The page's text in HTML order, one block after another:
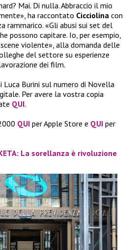
Mai. Di nulla. Abbraccio il mio
ha raccontato Cicciolina con
rammarico. «Gli abusi sui set del
possono capitare. Io, per esempio,
violente», alla domanda delle
del settore su esperienze
dei film.
Luca Burini sul numero di Novella
Per avere la vostra copia
QUI.
QUI per Apple Store e QUI per
KETA: La sorellanza è rivoluzione